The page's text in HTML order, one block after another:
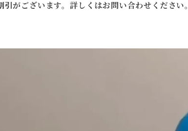
がございます。詳しくはお問い合わせください。